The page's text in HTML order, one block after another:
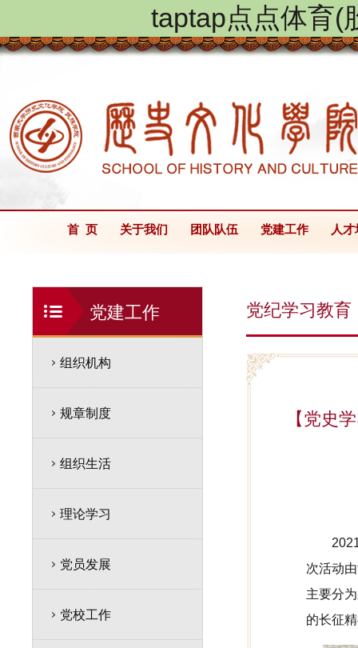
taptap点点体育(
首 页 关于我们 团队队伍 党建工作 人
党建工作
组织机构
规章制度
组织生活
理论学习
党员发展
党校工作
党纪学习教育
【党史
次活动
主要分
的长征